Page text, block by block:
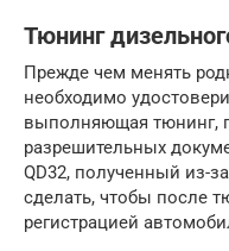
Тюнинг
Прежде чем менять
необходимо
выполняющая тюнинг,
разрешительных
QD32, полученный из-
сделать, чтобы после
регистрацией